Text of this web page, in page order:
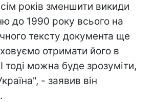
років зменшити викиди
до 1990 року всього на
тексту документа ще
отримати його в
тоді можна буде зрозуміти,
- заявив він